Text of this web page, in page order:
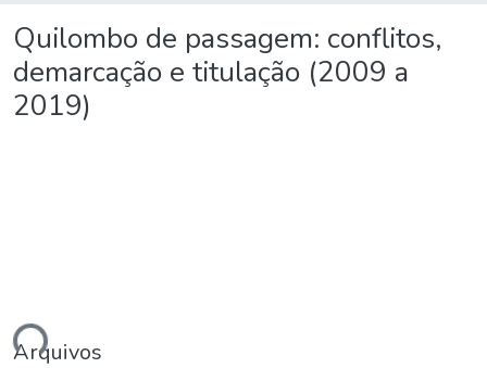
Quilombo de passagem: conflitos,
demarcação e titulação (2009 a
2019)
Arquivos